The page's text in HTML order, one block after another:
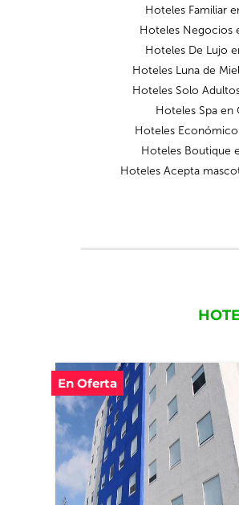
Hoteles Familiar
Hoteles Negocios
Hoteles De Lujo
Hoteles Luna de
Hoteles Solo
Hoteles Spa en
Hoteles
Hoteles Boutique
Hoteles Acepta
En Oferta